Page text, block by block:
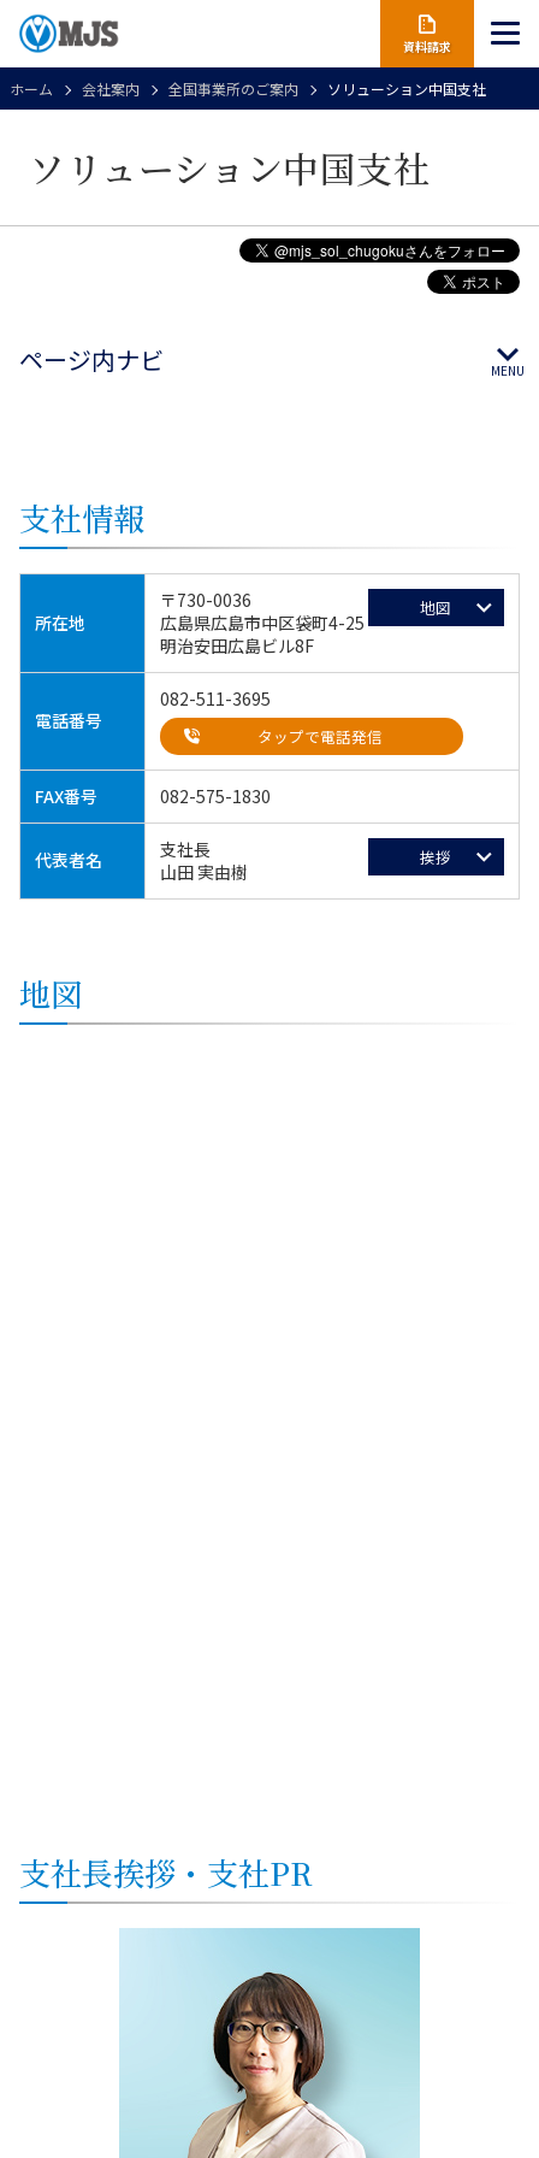
資料請求
ホーム 会社案内 全国事業所のご案内 ソリューション中国支社
ソリューション中国支社
ページ内ナビ
支社情報
所在地
地図
〒730-0036
広島県広島市中区袋町4-25
明治安田広島ビル8F
電話番号
082-511-3695
タップで電話発信
FAX番号 082-575-1830
代表者名 挨拶
支社長
山田 実由樹
地図
支社長挨拶・ 支社PR